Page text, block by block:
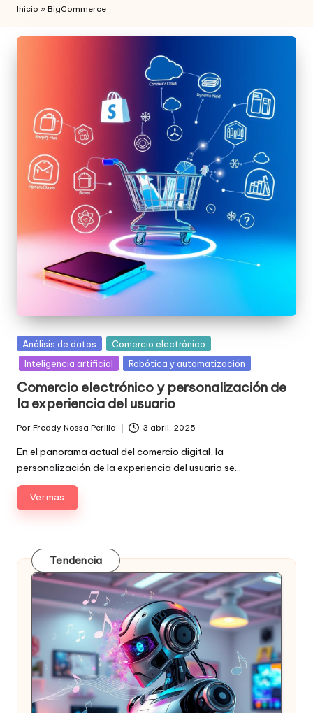
Inicio » BigCommerce
Posted
in
Análisis de datos
Comercio electrónico
Inteligencia artificial
Robótica y automatización
Comercio electrónico y personalización de
la experiencia del usuario
Publicado
por
Por Freddy Nossa Perilla 3 abril, 2025
En el panorama actual del comercio digital, la
personalización de la experiencia del usuario se…
Ver mas
Tendencia